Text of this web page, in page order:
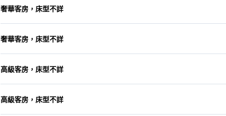
奢華客房，床型不詳
奢華客房，床型不詳
高級客房，床型不詳
高級客房，床型不詳